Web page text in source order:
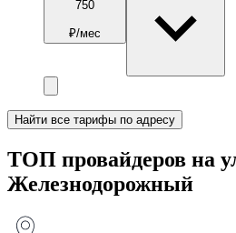
750
₽/мес
Найти все тарифы по адресу
ТОП провайдеров на
Железнодорожный